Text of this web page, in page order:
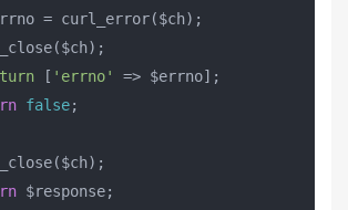
= curl_error($ch);
[ 'errno'
=> $errno];
false;
$response;